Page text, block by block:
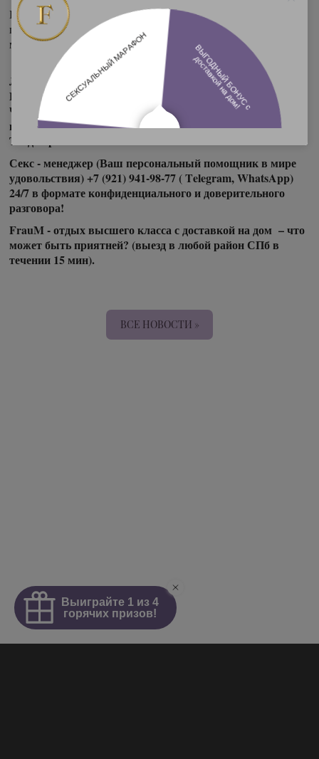
В окружение сногсшибательных красоток ФрауМ время,
проведенное с нами – это особенный мир, в котором нет
места для штампов и обыденности!
Любые виды секса и дополнительные услуги – для
Вашего удовольствия и отдыха души и тела.
Чувственность женской ласки, посвящённая только Вам
и вашему блаженству… Заманчиво? Притягательно?
Тогда приезжайте к нам!
Секс - менеджер (Ваш персональный помощник в мире
удовольствия) +7 (921) 941-98-77 ( Telegram, WhatsApp)
24/7 в формате конфиденциального и доверительного
разговора!
FrauM - отдых высшего класса с доставкой на дом – что
может быть приятней? (выезд в любой район СПб в
течении 15 мин).
ВСЕ НОВОСТИ »